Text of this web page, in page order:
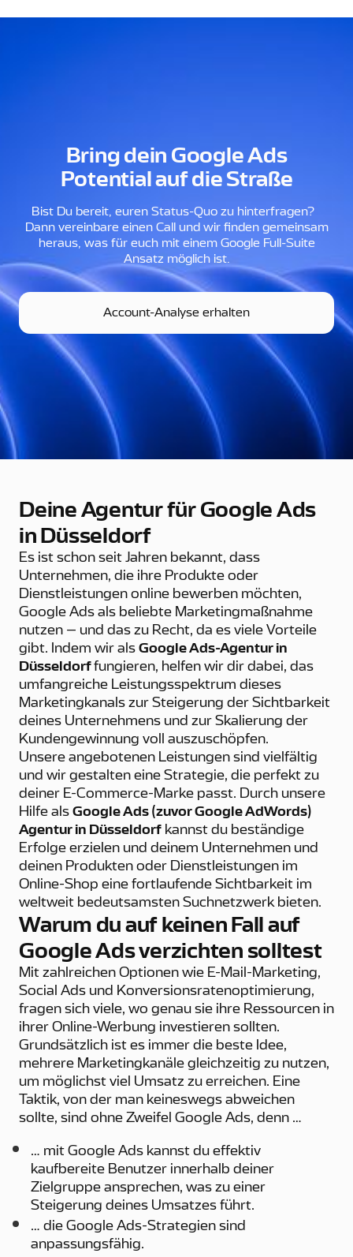
Bring dein Google Ads
Potential auf die Straße
Bist Du bereit, euren Status-Quo zu hinterfragen?
Dann vereinbare einen Call und wir finden gemeinsam
heraus, was für euch mit einem Google Full-Suite
Ansatz möglich ist.
Account-Analyse erhalten
Deine Agentur für Google Ads
in Düsseldorf
Es ist schon seit Jahren bekannt, dass
Unternehmen, die ihre Produkte oder
Dienstleistungen online bewerben möchten,
Google Ads als beliebte Marketingmaßnahme
nutzen – und das zu Recht, da es viele Vorteile
gibt. Indem wir als Google Ads-Agentur in
Düsseldorffungieren, helfen wir dir dabei, das
umfangreiche Leistungsspektrum dieses
Marketingkanals zur Steigerung der Sichtbarkeit
deines Unternehmens und zur Skalierung der
Kundengewinnung voll auszuschöpfen.
Unsere angebotenen Leistungen sind vielfältig
und wir gestalten eine Strategie, die perfekt zu
deiner E-Commerce-Marke passt. Durch unsere
Hilfe als Google Ads (zuvor Google AdWords)
Agentur in Düsseldorf kannst du beständige
Erfolge erzielen und deinem Unternehmen und
deinen Produkten oder Dienstleistungen im
Online-Shop eine fortlaufende Sichtbarkeit im
weltweit bedeutsamsten Suchnetzwerk bieten.
Warum du auf keinen Fall auf
Google Ads verzichten solltest
Mit zahlreichen Optionen wie E-Mail-Marketing,
Social Ads und Konversionsratenoptimierung,
fragen sich viele, wo genau sie ihre Ressourcen in
ihrer Online-Werbung investieren sollten.
Grundsätzlich ist es immer die beste Idee,
mehrere Marketingkanäle gleichzeitig zu nutzen,
um möglichst viel Umsatz zu erreichen. Eine
Taktik, von der man keineswegs abweichen
sollte, sind ohne Zweifel Google Ads, denn …
… mit Google Ads kannst du effektiv
kaufbereite Benutzer innerhalb deiner
Zielgruppe ansprechen, was zu einer
Steigerung deines Umsatzes führt.
… die Google Ads-Strategien sind
anpassungsfähig.